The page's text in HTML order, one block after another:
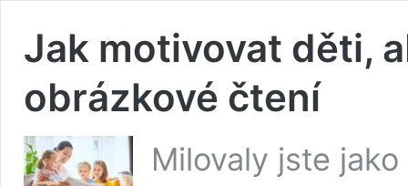
Jak motivovat děti,
obrázkové čtení
Milovaly jste